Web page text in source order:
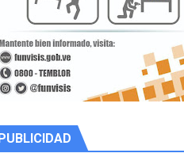
PUBLICIDAD